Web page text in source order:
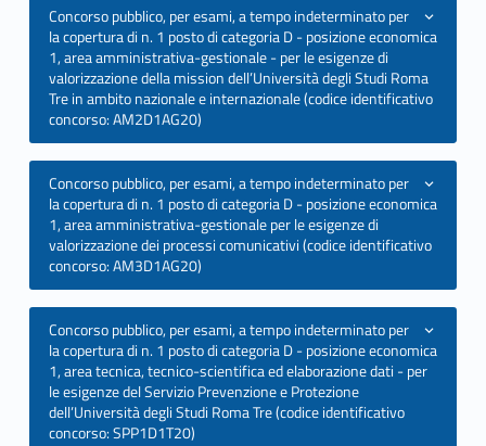
A
B
2
0
2
Concorso pubblico, per esami, a tempo indeterminato per
la copertura di n. 1 posto di categoria D - posizione economica
1, area amministrativa-gestionale - per le esigenze di
valorizzazione della mission dell’Università degli Studi Roma
Tre in ambito nazionale e internazionale (codice identificativo
concorso: AM2D1AG20)
Concorso pubblico, per esami, a tempo indeterminato per
la copertura di n. 1 posto di categoria D - posizione economica
1, area amministrativa-gestionale per le esigenze di
valorizzazione dei processi comunicativi (codice identificativo
concorso: AM3D1AG20)
Concorso pubblico, per esami, a tempo indeterminato per
la copertura di n. 1 posto di categoria D - posizione economica
1, area tecnica, tecnico-scientifica ed elaborazione dati - per
le esigenze del Servizio Prevenzione e Protezione
dell’Università degli Studi Roma Tre (codice identificativo
concorso: SPP1D1T20)